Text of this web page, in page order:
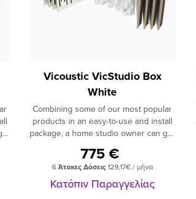
Vicoustic VicStudio Box
White
Combining some of our most popular
products in an easy-to-use and install
package, a home studio owner can get
studio that will sound great and look
even better. Depending on the goals
or the available budget for the room
you may acquire one or several boxes.
775 €
6Άτοκες Δόσεις129,17€ / μήνα
Κατόπιν Παραγγελίας